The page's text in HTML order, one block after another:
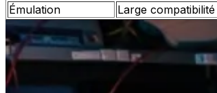
Émulation
Large compatibilité